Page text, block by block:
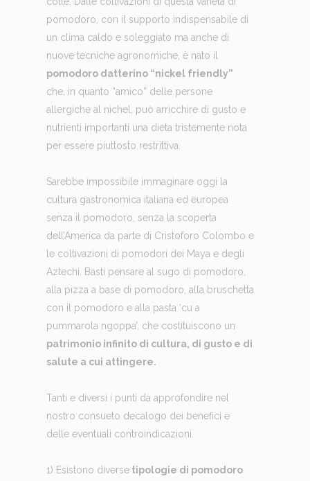
pomodoro, con il supporto indispensabile di
un clima caldo e soleggiato ma anche di
nuove tecniche agronomiche, è nato il
pomodoro datterino “nickel friendly”
che, in quanto “amico” delle persone
allergiche al nichel, può arricchire di gusto e
nutrienti importanti una dieta tristemente nota
per essere piuttosto restrittiva.
Sarebbe impossibile immaginare oggi la
cultura gastronomica italiana ed europea
senza il pomodoro, senza la scoperta
dell’America da parte di Cristoforo Colombo e
le coltivazioni di pomodori dei Maya e degli
Aztechi. Basti pensare al sugo di pomodoro,
alla pizza a base di pomodoro, alla bruschetta
con il pomodoro e alla pasta ‘cu a
pummarola ngoppa’, che costituiscono un
patrimonio infinito di cultura, di gusto e di
salute a cui attingere.
Tanti e diversi i punti da approfondire nel
nostro consueto decalogo dei benefici e
delle eventuali controindicazioni.
1) Esistono diversetipologie di pomodoro